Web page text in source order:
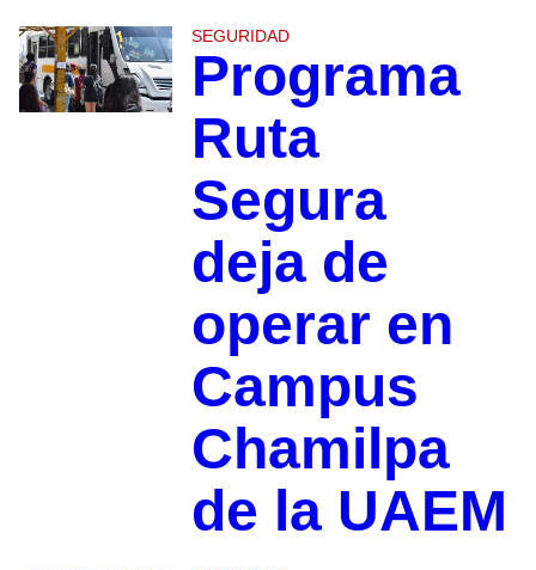
SEGURIDAD
Programa
Ruta
Segura
deja de
operar en
Campus
Chamilpa
de la UAEM